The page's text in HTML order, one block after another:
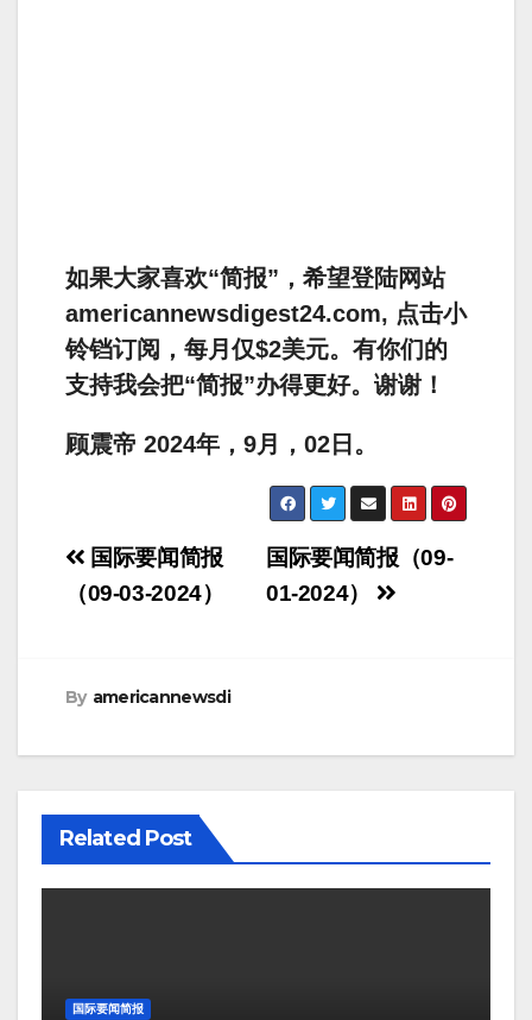
如果大家喜欢“简报”，希望登陆网站
americannewsdigest24.com, 点击小
铃铛订阅，每月仅$2美元。有你们的
支持我会把“简报”办得更好。谢谢！
顾震帝 2024年，9月，02日。
Post
navigation
国际要闻简报（09-
01-2024）
国际要闻简报
（09-03-2024）
By americannewsdi
Related Post
国际要闻简报